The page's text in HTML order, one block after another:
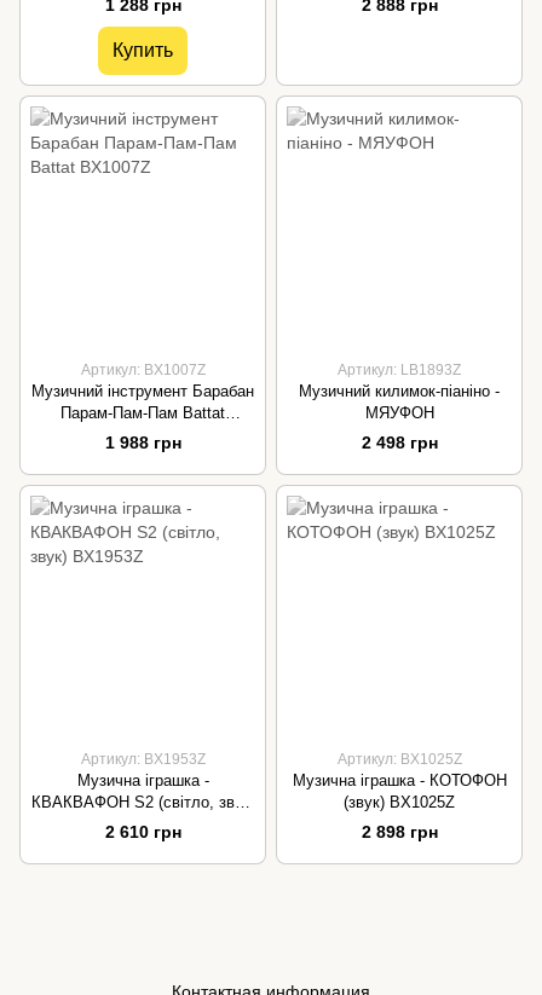
1 288 грн
Купить
2 888 грн
Артикул: BX1007Z
Музичний інструмент Барабан
Парам-Пам-Пам Battat
BX1007Z
1 988 грн
Артикул: LB1893Z
Музичний килимок-піаніно -
МЯУФОН
2 498 грн
Артикул: BX1953Z
Музична іграшка -
КВАКВАФОН S2 (світло, звук)
BX1953Z
2 610 грн
Артикул: BX1025Z
Музична іграшка - КОТОФОН
(звук) BX1025Z
2 898 грн
Контактная информация